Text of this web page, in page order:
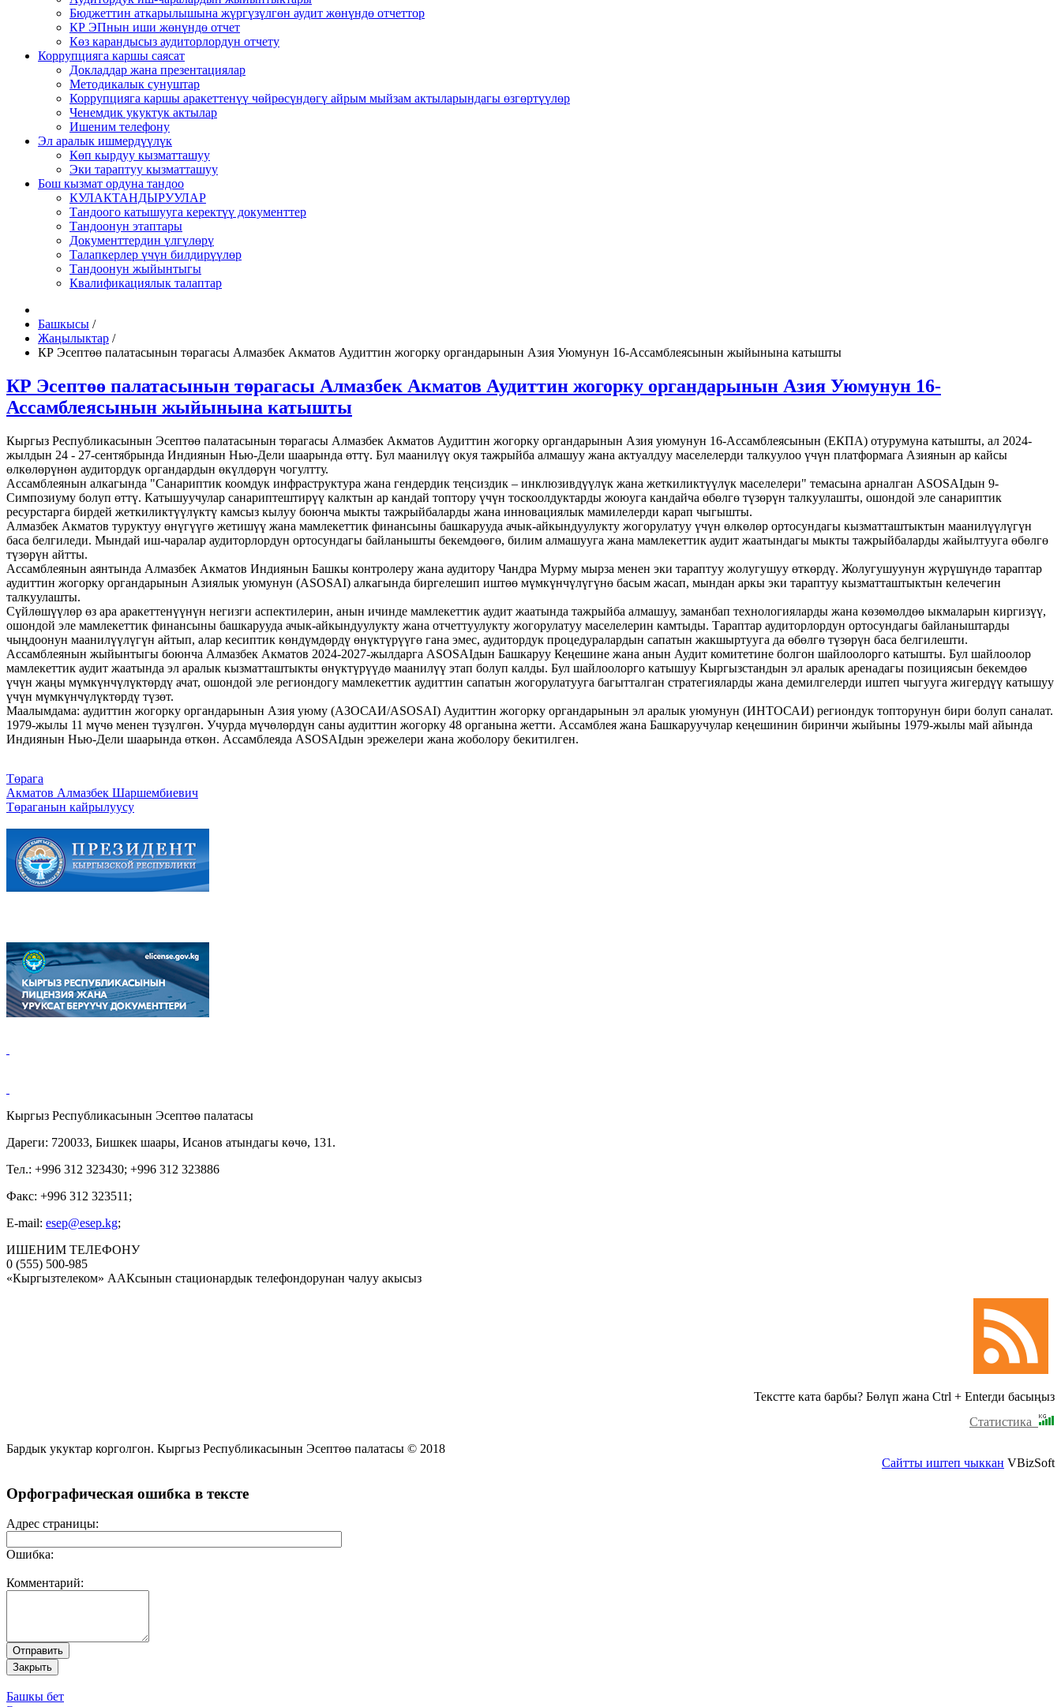
Бюджеттин аткарылышына жүргүзүлгөн аудит жөнүндө отчеттор
КР ЭПнын иши жөнүндө отчет
Көз карандысыз аудиторлордун отчету
Коррупцияга каршы саясат
Докладдар жана презентациялар
Методикалык сунуштар
Коррупцияга каршы аракеттенүү чөйрөсүндөгү айрым мыйзам актыларындагы өзгөртүүлөр
Ченемдик укуктук актылар
Ишеним телефону
Эл аралык ишмердүүлүк
Көп кырдуу кызматташуу
Эки тараптуу кызматташуу
Бош кызмат ордуна тандоо
КУЛАКТАНДЫРУУЛАР
Тандоого катышууга керектүү документтер
Тандоонун этаптары
Документтердин үлгүлөрү
Талапкерлер үчүн билдирүүлөр
Тандоонун жыйынтыгы
Квалификациялык талаптар
Башкысы /
Жаңылыктар /
КР Эсептөө палатасынын төрагасы Алмазбек Акматов Аудиттин жогорку органдарынын Азия Уюмунун 16-Ассамблеясынын жыйынына катышты
КР Эсептөө палатасынын төрагасы Алмазбек Акматов Аудиттин жогорку органдарынын Азия Уюмунун 16-
Ассамблеясынын жыйынына катышты
Кыргыз Республикасынын Эсептөө палатасынын төрагасы Алмазбек Акматов Аудиттин жогорку органдарынын Азия уюмунун 16-Ассамблеясынын (ЕКПА) отурумуна катышты, ал 2024-
жылдын 24 - 27-сентябрында Индиянын Нью-Дели шаарында өттү. Бул маанилүү окуя тажрыйба алмашуу жана актуалдуу маселелерди талкуулоо үчүн платформага Азиянын ар кайсы
өлкөлөрүнөн аудитордук органдардын өкүлдөрүн чогултту.
Ассамблеянын алкагында "Санариптик коомдук инфраструктура жана гендердик теңсиздик – инклюзивдүүлүк жана жеткиликтүүлүк маселелери" темасына арналган ASOSAIдын 9-
Симпозиуму болуп өттү. Катышуучулар санариптештирүү калктын ар кандай топтору үчүн тоскоолдуктарды жоюуга кандайча өбөлгө түзөрүн талкуулашты, ошондой эле санариптик
ресурстарга бирдей жеткиликтүүлүктү камсыз кылуу боюнча мыкты тажрыйбаларды жана инновациялык мамилелерди карап чыгышты.
Алмазбек Акматов туруктуу өнүгүүгө жетишүү жана мамлекеттик финансыны башкарууда ачык-айкындуулукту жогорулатуу үчүн өлкөлөр ортосундагы кызматташтыктын маанилүүлүгүн
баса белгиледи. Мындай иш-чаралар аудиторлордун ортосундагы байланышты бекемдөөгө, билим алмашууга жана мамлекеттик аудит жаатындагы мыкты тажрыйбаларды жайылтууга өбөлгө
түзөрүн айтты.
Ассамблеянын аянтында Алмазбек Акматов Индиянын Башкы контролеру жана аудитору Чандра Мурму мырза менен эки тараптуу жолугушуу өткөрдү. Жолугушуунун жүрүшүндө тараптар
аудиттин жогорку органдарынын Азиялык уюмунун (ASOSAI) алкагында биргелешип иштөө мүмкүнчүлүгүнө басым жасап, мындан аркы эки тараптуу кызматташтыктын келечегин
талкуулашты.
Сүйлөшүүлөр өз ара аракеттенүүнүн негизги аспектилерин, анын ичинде мамлекеттик аудит жаатында тажрыйба алмашуу, заманбап технологияларды жана көзөмөлдөө ыкмаларын киргизүү,
ошондой эле мамлекеттик финансыны башкарууда ачык-айкындуулукту жана отчеттуулукту жогорулатуу маселелерин камтыды. Тараптар аудиторлордун ортосундагы байланыштарды
чыңдоонун маанилүүлүгүн айтып, алар кесиптик көндүмдөрдү өнүктүрүүгө гана эмес, аудитордук процедуралардын сапатын жакшыртууга да өбөлгө түзөрүн баса белгилешти.
Ассамблеянын жыйынтыгы боюнча Алмазбек Акматов 2024-2027-жылдарга ASOSAIдын Башкаруу Кеңешине жана анын Аудит комитетине болгон шайлоолорго катышты. Бул шайлоолор
мамлекеттик аудит жаатында эл аралык кызматташтыкты өнүктүрүүдө маанилүү этап болуп калды. Бул шайлоолорго катышуу Кыргызстандын эл аралык аренадагы позициясын бекемдөө
үчүн жаңы мүмкүнчүлүктөрдү ачат, ошондой эле региондогу мамлекеттик аудиттин сапатын жогорулатууга багытталган стратегияларды жана демилгелерди иштеп чыгууга жигердүү катышуу
үчүн мүмкүнчүлүктөрдү түзөт.
Маалымдама: аудиттин жогорку органдарынын Азия уюму (АЗОСАИ/ASOSAI) Аудиттин жогорку органдарынын эл аралык уюмунун (ИНТОСАИ) региондук топторунун бири болуп саналат.
1979-жылы 11 мүчө менен түзүлгөн. Учурда мүчөлөрдүн саны аудиттин жогорку 48 органына жетти. Ассамблея жана Башкаруучулар кеңешинин биринчи жыйыны 1979-жылы май айында
Индиянын Нью-Дели шаарында өткөн. Ассамблеяда ASOSAIдын эрежелери жана жоболору бекитилген.
Төрага
Акматов Алмазбек Шаршембиевич
Төраганын кайрылуусу
Кыргыз Республикасынын Эсептөө палатасы
Дареги: 720033, Бишкек шаары, Исанов атындагы көчө, 131.
Тел.: +996 312 323430; +996 312 323886
Факс: +996 312 323511;
E-mail: esep@esep.kg;
ИШЕНИМ ТЕЛЕФОНУ
0 (555) 500-985
«Кыргызтелеком» ААКсынын стационардык телефондорунан чалуу акысыз
Текстте ката барбы? Бөлүп жана Ctrl + Enterди басыңыз
Статистика
Бардык укуктар корголгон. Кыргыз Республикасынын Эсептөө палатасы © 2018
Сайтты иштеп чыккан VBizSoft
Орфографическая ошибка в тексте
Адрес страницы:
Ошибка:
Комментарий:
Башкы бет